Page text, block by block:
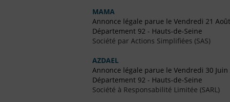
MAMA
Annonce légale parue le Vendredi 21
Département 92 - Hauts-de-Seine
Société par Actions Simplifiées (SAS)
AZDAEL
Annonce légale parue le Vendredi 30 Juin
Département 92 - Hauts-de-Seine
Société à Responsabilité Limitée (SARL)